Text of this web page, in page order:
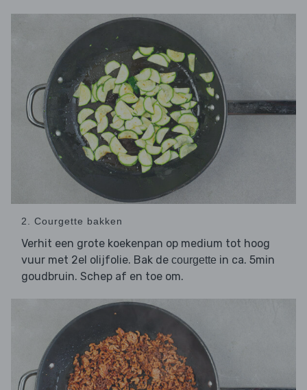
2. Courgette bakken
Verhit een grote koekenpan op medium tot hoog
vuur met 2el olijfolie. Bak de courgette in ca. 5min
goudbruin. Schep af en toe om.